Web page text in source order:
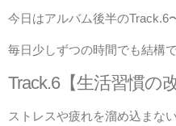
今日はアルバム後半のTrack.6
毎日少しずつの時間でも結構
Track.6【生活習慣の改
ストレスや疲れを溜め込まな